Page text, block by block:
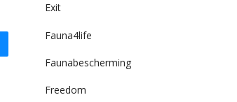
Exit
Fauna4life
Faunabescherming
Freedom